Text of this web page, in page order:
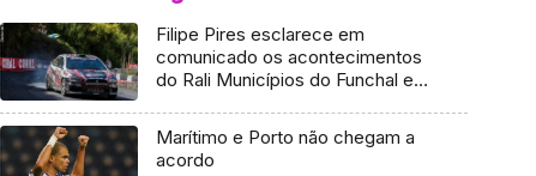
Filipe Pires esclarece em
comunicado os acontecimentos
do Rali Municípios do Funchal e
Marítimo e Porto não chegam a
acordo